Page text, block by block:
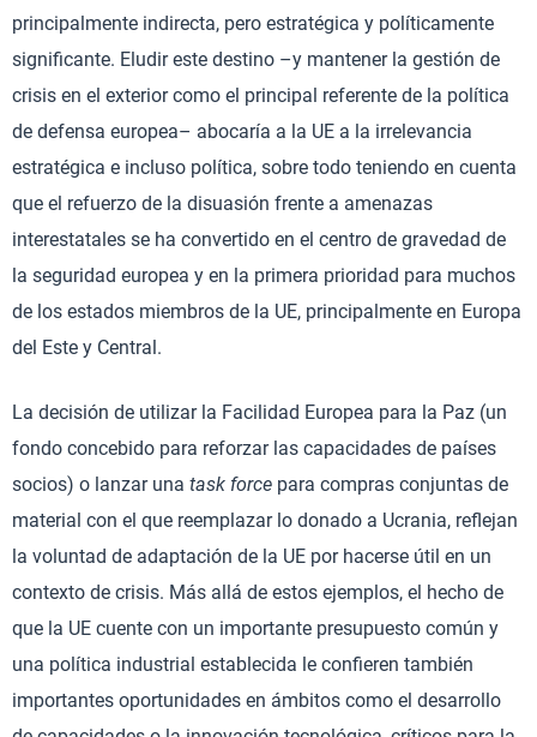
principalmente indirecta, pero estratégica y políticamente
significante. Eludir este destino –y mantener la gestión de
crisis en el exterior como el principal referente de la política
de defensa europea– abocaría a la UE a la irrelevancia
estratégica e incluso política, sobre todo teniendo en cuenta
que el refuerzo de la disuasión frente a amenazas
interestatales se ha convertido en el centro de gravedad de
la seguridad europea y en la primera prioridad para muchos
de los estados miembros de la UE, principalmente en Europa
del Este y Central.
La decisión de utilizar la Facilidad Europea para la Paz (un
fondo concebido para reforzar las capacidades de países
socios) o lanzar una task force para compras conjuntas de
material con el que reemplazar lo donado a Ucrania, reflejan
la voluntad de adaptación de la UE por hacerse útil en un
contexto de crisis. Más allá de estos ejemplos, el hecho de
que la UE cuente con un importante presupuesto común y
una política industrial establecida le confieren también
importantes oportunidades en ámbitos como el desarrollo